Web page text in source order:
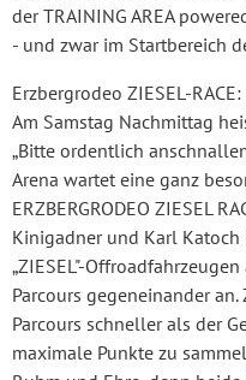
der TRAINING AREA
- und zwar im Startbereich
Erzbergrodeo ZIESEL-
Am Samstag Nachmittag
„Bitte ordentlich
Arena wartet eine ganz
ERZBERGRODEO ZIESEL
Kinigadner und Karl
„ZIESEL"-
Parcours gegeneinander
Parcours schneller als der
maximale Punkte zu